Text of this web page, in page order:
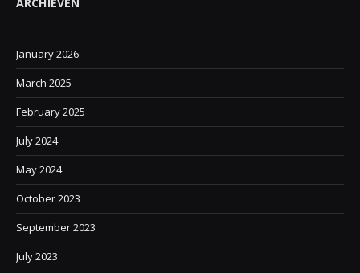
January 2026
March 2025
February 2025
July 2024
May 2024
October 2023
September 2023
July 2023